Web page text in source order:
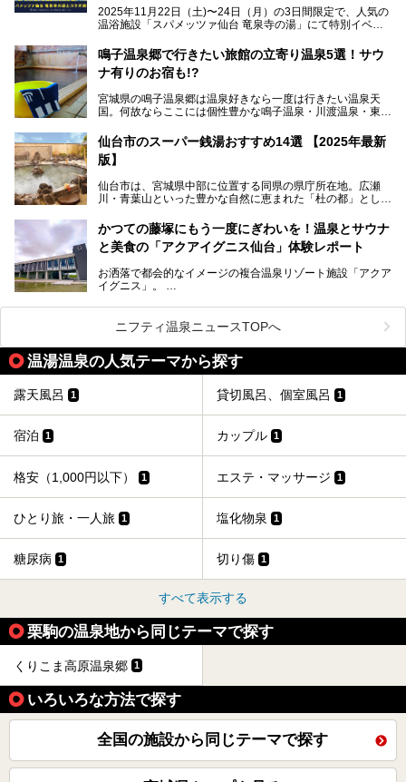
特筆すべきは、館内で完結する圧倒的な「湯めぐり」のバリ
エーション。“温泉のデパート”・“東の横綱”と称される鳴子
温泉郷の中でも、3本の異なる自家源泉を使い分けるその実
力は折り紙付き。実際に宿泊した筆者が、“温泉”を中心にそ
の全貌を詳細レビューします！
2025年11月22日（土)〜24日（月）の3日間限定で、人気の
温浴施設「スパメッツァ仙台 竜泉寺の湯」にて特別イベン
「サッポロ 濃い搾りレモンサワー ノンアルコール」を無料
配布します。さらにSNS投稿で「サッポロ 濃い搾りグレフ
ルサワー ノンアルコール」もプレゼント。湯上がりにぴっ
ー
提供元：サッポロビール【PR】
鳴子温泉郷で行きたい旅館の立寄り温泉5選！サウ
ナ有りのお宿も!?
宮城県の鳴子温泉郷は温泉好きなら一度は行きたい温泉天
国。何故ならここには個性豊かな鳴子温泉・川渡温泉・東鳴
硫黄泉、塩化物泉、硫酸塩泉、炭酸水素塩泉などと多様な泉
質がそろっているからです。
の旅館・ホテルも立ち寄り入浴に門戸を開いてくれていま
す。
今回はそんな旅館の中から、おすすめしたい5ヶ所の温泉を
セレクトしてみました。うち3ヶ所はサウナも楽しめます。
仙台市のスーパー銭湯おすすめ14選 【2025年最新
版】
仙台市は、宮城県中部に位置する同県の県庁所在地。広瀬
川・青葉山といった豊かな自然に恵まれた「杜の都」として
人気です。新幹線を使えば都心から1時間30分とアクセスも
よく、気軽に訪れやすい地方都市の1つです。
仙台牛タンなどを堪能するグルメ旅や、スポーツ観戦の遠征
時などに利用しやすい温浴施設がたくさんありますよ。
かつての藤塚にもう一度にぎわいを！温泉とサウナ
と美食の「アクアイグニス仙台」体験レポート
お洒落で都会的なイメージの複合温泉リゾート施設「アクア
イグニス」。
関西空港や吉川美南（埼玉県）に続いて仙台市若林区に202
2年4月にオープンした「アクアイグニス仙台」は、日帰り
温泉の「藤塚の湯」、マルシェ リアン、和食「笠庵」、イ
タリアン「グリーチネ」、ベーカリー「マリアージュ ドゥ
ファリーヌ」、スイーツの「コンフィチュール アッシュ」
と「ル ショコラ ドゥ アッシュ」、そしてカフェ「猿田彦珈
琲」と話題のお店が勢ぞろい！
この「アクアイグニス仙台」の魅力を探りにお出かけしてき
ニフティ温泉ニュースTOPへ
温湯温泉の人気テーマから探す
露天風呂 1 貸切風呂、個室風呂 1
宿泊 1 カップル 1
格安（1,000円以下） 1 エステ・マッサージ 1
ひとり旅・一人旅 1 塩化物泉 1
糖尿病 1 切り傷 1
すべて表示する
栗駒の温泉地から同じテーマで探す
くりこま高原温泉郷 1
いろいろな方法で探す
全国の施設から同じテーマで探す